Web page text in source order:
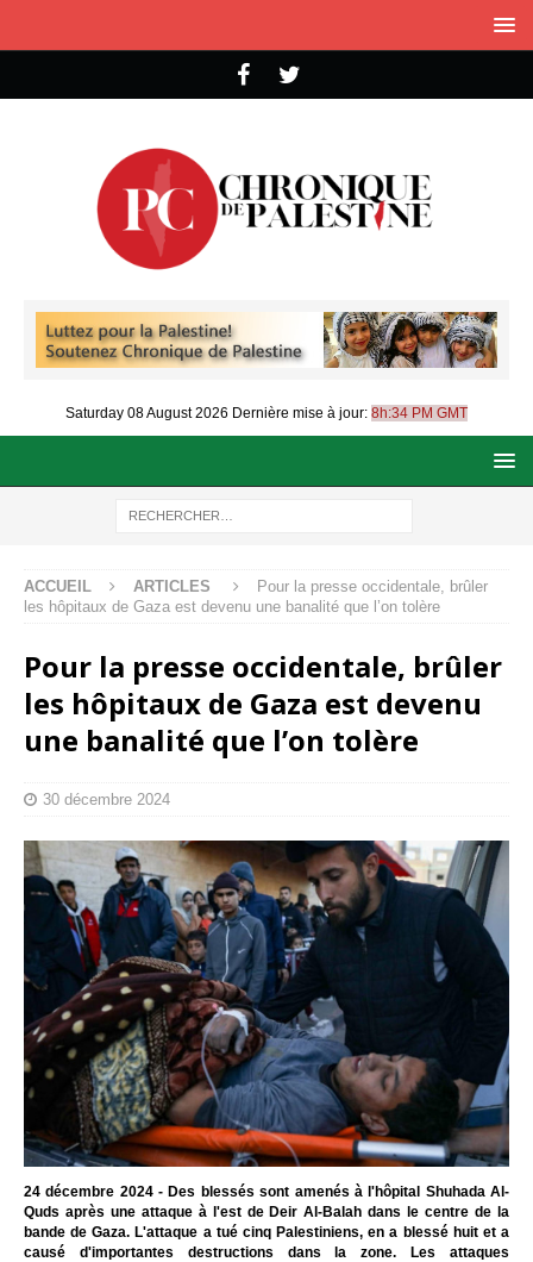
Saturday 08 August 2026 Dernière mise à jour: 8h:34 PM GMT
ACCUEIL ARTICLES
Pour la presse occidentale, brûler
les hôpitaux de Gaza est devenu une banalité que l’on tolère
Pour la presse occidentale, brûler
les hôpitaux de Gaza est devenu
une banalité que l’on tolère
30 décembre 2024
24 décembre 2024 - Des blessés sont amenés à l'hôpital Shuhada Al-
Quds après une attaque à l'est de Deir Al-Balah dans le centre de la
bande de Gaza. L'attaque a tué cinq Palestiniens, en a blessé huit et a
causé d'importantes destructions dans la zone. Les attaques